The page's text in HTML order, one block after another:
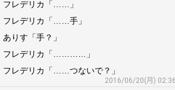
フレデリカ「……」
フレデリカ「……手」
ありす「手？」
フレデリカ「…………」
フレデリカ「……つないで？」
2016/06/20(月)